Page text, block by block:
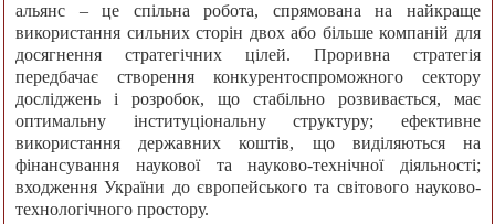
альянс – це спільна робота, спрямована на найкраще
використання сильних сторін двох або більше компаній для
досягнення стратегічних цілей. Проривна стратегія
передбачає створення конкурентоспроможного сектору
досліджень і розробок, що стабільно розвивається, має
оптимальну інституціональну структуру; ефективне
використання державних коштів, що виділяються на
фінансування наукової та науково-технічної діяльності;
входження України до європейського та світового науково-
технологічного простору.